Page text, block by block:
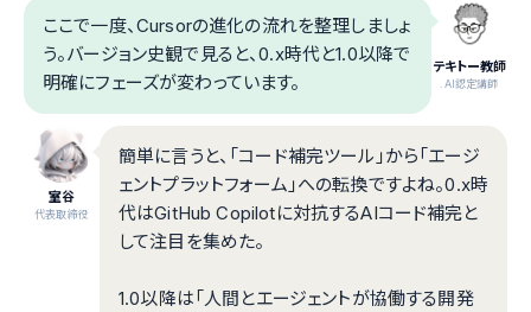
テキトー教師
.AI認定講師
ここで一度、Cursorの進化の流れを整理しましょ
う。バージョン史観で見ると、0.x時代と1.0以降で
明確にフェーズが変わっています。
室谷
代表取締役
簡単に言うと、「コード補完ツール」から「エージ
ェントプラットフォーム」への転換ですよね。0.x時
代はGitHub Copilotに対抗するAIコード補完と
して注目を集めた。
1.0以降は「人間とエージェントが協働する開発